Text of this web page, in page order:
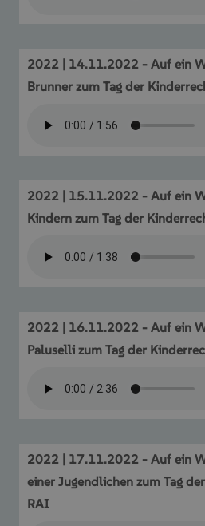
2022 | 14.11.2022 - Auf ein
Brunner zum Tag der
2022 | 15.11.2022 - Auf ein
Kindern zum Tag der
2022 | 16.11.2022 - Auf ein
Paluselli zum Tag der
2022 | 17.11.2022 - Auf ein
einer Jugendlichen zum Tag
RAI